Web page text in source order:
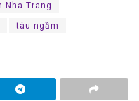
Nha Trang
tàu ngầm